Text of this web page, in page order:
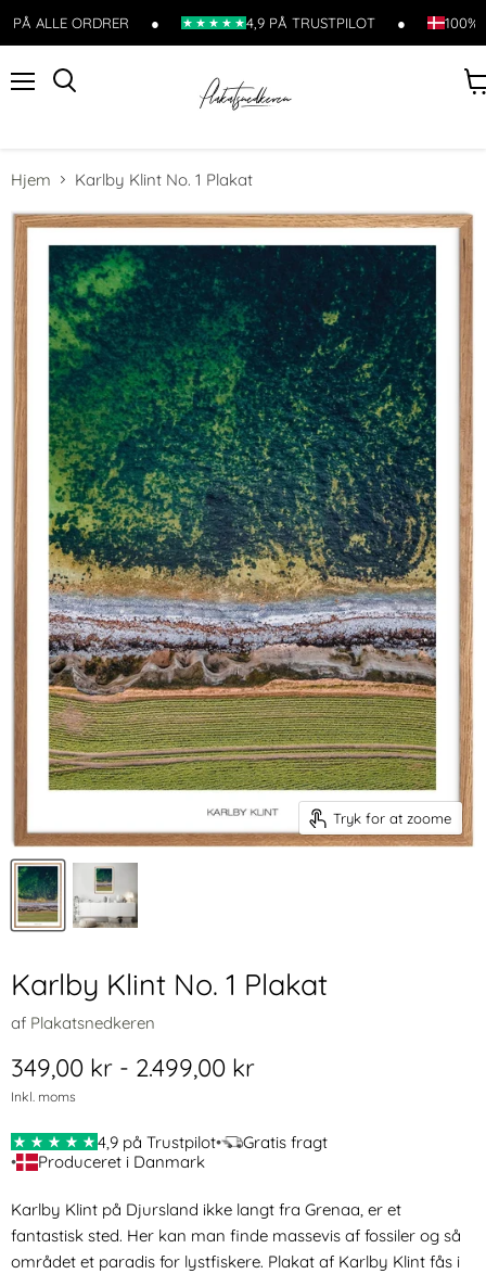
PÅ ALLE ORDRER ● 4,9 PÅ TRUSTPILOT ● 100%
Hjem Karlby Klint No. 1 Plakat
Tryk for at zoome
Karlby Klint No. 1 Plakat
af Plakatsnedkeren
349,00 kr - 2.499,00 kr
Inkl. moms
4,9 på Trustpilot•
Gratis fragt
•
Produceret i Danmark
Karlby Klint på Djursland ikke langt fra Grenaa, er et
fantastisk sted. Her kan man finde massevis af fossiler og så
området et paradis for lystfiskere. Plakat af Karlby Klint fås i